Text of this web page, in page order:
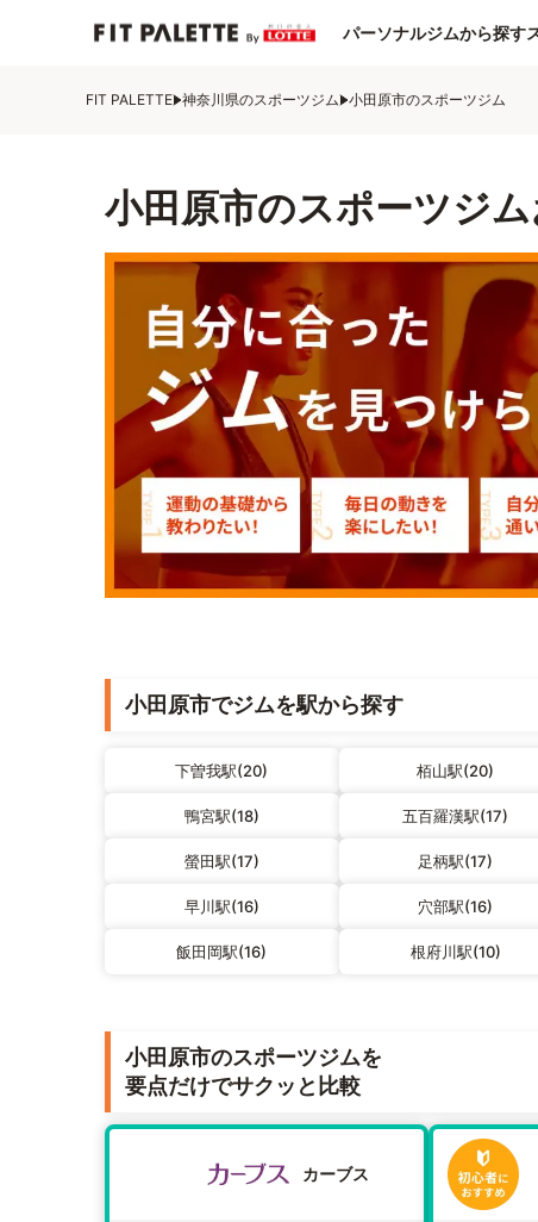
パーソナルジムから探す
FIT PALETTE 神奈川県のスポーツジム 小田原市のスポーツジム
小田原市のスポーツジ
小田原市でジムを駅から探す
下曽我駅(20) 栢山駅(20)
鴨宮駅(18) 五百羅漢駅(17)
螢田駅(17) 足柄駅(17)
早川駅(16) 穴部駅(16)
飯田岡駅(16) 根府川駅(10)
小田原市のスポーツジムを
要点だけでサクッと比較
カーブス